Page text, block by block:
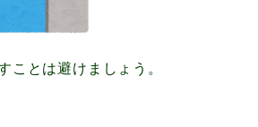
ことは避けましょう。